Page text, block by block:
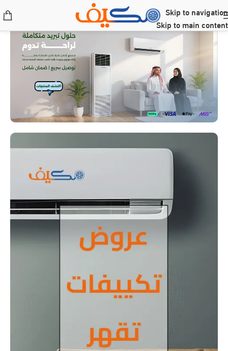
Skip to navigation
Skip to main content